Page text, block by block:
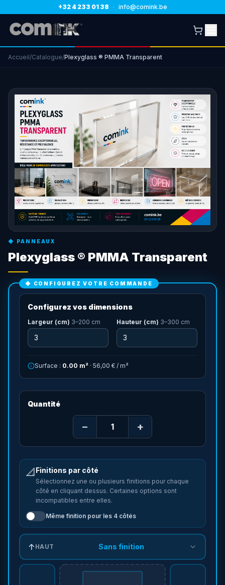
+32 4 233 01 38 · info@comink.be
Accueil/Catalogue/Plexyglass ® PMMA Transparent
◆ PANNEAUX
Plexyglass ® PMMA Transparent
◆ CONFIGUREZ VOTRE COMMANDE
Configurez vos dimensions
Largeur (cm) 3–200 cm Hauteur (cm) 3–300 cm
Surface : 0.00 m² · 56,00 € / m²
Quantité
− +
📐 Finitions par côté
Sélectionnez une ou plusieurs finitions pour chaque
côté en cliquant dessus. Certaines options sont
incompatibles entre elles.
Même finition pour les 4 côtés
↑ HAUT Sans finition